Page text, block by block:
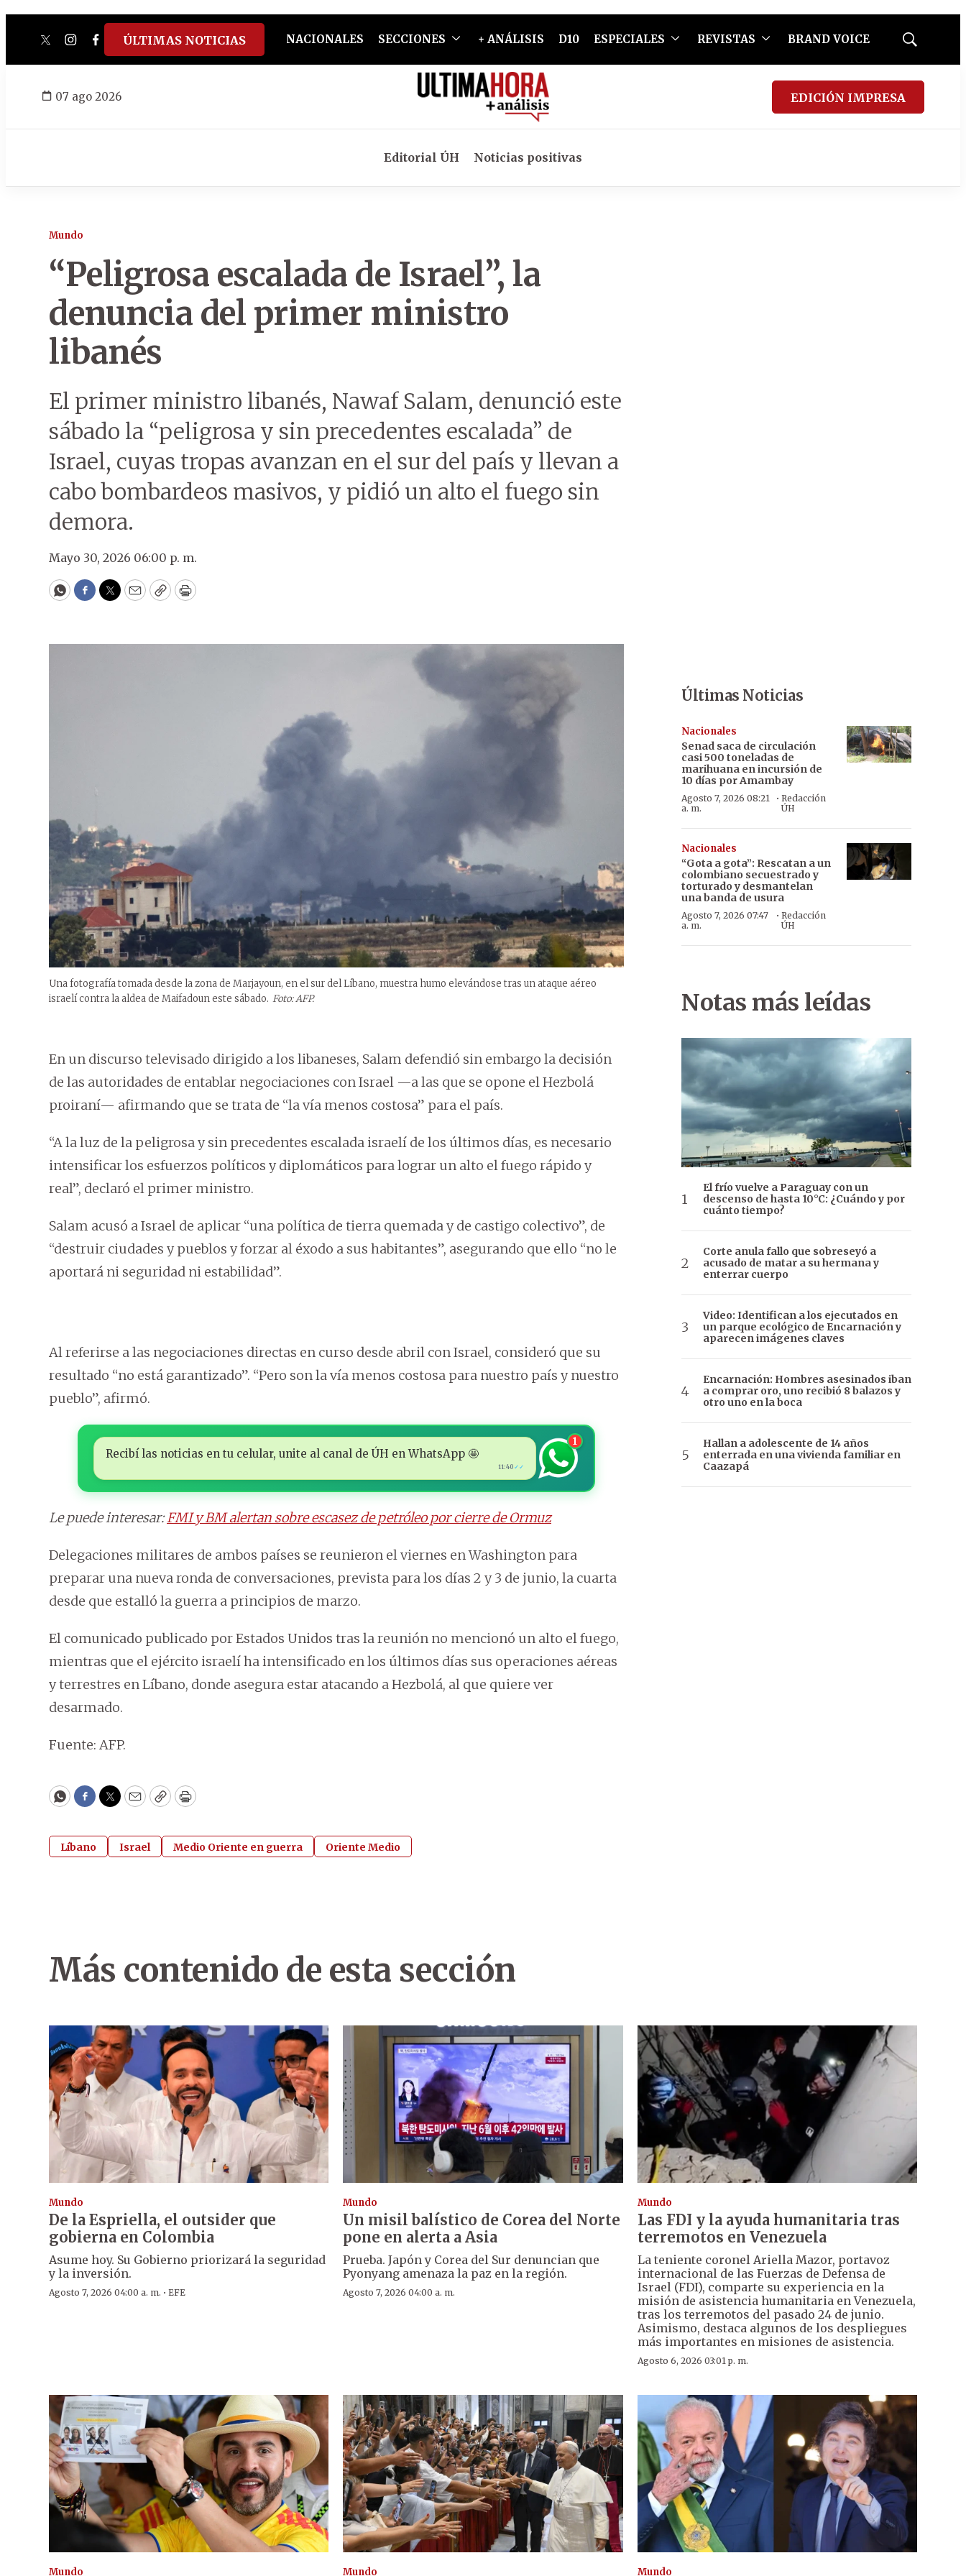
twitterinstagram
facebook
tiktokyoutube
spotify
ÚLTIMAS NOTICIAS NACIONALES SECCIONES + ANÁLISIS D10 ESPECIALES REVISTAS BRAND VOICE
Mostrar
07 ago 2026 EDICIÓN IMPRESA
Editorial ÚH Noticias positivas
Mundo
“Peligrosa escalada de Israel”, la
denuncia del primer ministro
libanés
El primer ministro libanés, Nawaf Salam, denunció este
sábado la “peligrosa y sin precedentes escalada” de
Israel, cuyas tropas avanzan en el sur del país y llevan a
cabo bombardeos masivos, y pidió un alto el fuego sin
demora.
Mayo 30, 2026 06:00 p. m.
WhatsApp
Facebook
Twitter
EmailCopyPrint
Una fotografía tomada desde la zona de Marjayoun, en el sur del Líbano, muestra humo elevándose tras un ataque aéreo
israelí contra la aldea de Maifadoun este sábado. Foto: AFP.
En un discurso televisado dirigido a los libaneses, Salam defendió sin embargo la decisión
de las autoridades de entablar negociaciones con Israel —a las que se opone el Hezbolá
proiraní— afirmando que se trata de “la vía menos costosa” para el país.
“A la luz de la peligrosa y sin precedentes escalada israelí de los últimos días, es necesario
intensificar los esfuerzos políticos y diplomáticos para lograr un alto el fuego rápido y
real”, declaró el primer ministro.
Salam acusó a Israel de aplicar “una política de tierra quemada y de castigo colectivo”, de
“destruir ciudades y pueblos y forzar al éxodo a sus habitantes”, asegurando que ello “no le
aportará ni seguridad ni estabilidad”.
Al referirse a las negociaciones directas en curso desde abril con Israel, consideró que su
resultado “no está garantizado”. “Pero son la vía menos costosa para nuestro país y nuestro
pueblo”, afirmó.
Recibí las noticias en tu celular, unite al canal de ÚH en WhatsApp 🤩
11:40 ✓✓
1
Le puede interesar:FMI y BM alertan sobre escasez de petróleo por cierre de Ormuz
Delegaciones militares de ambos países se reunieron el viernes en Washington para
preparar una nueva ronda de conversaciones, prevista para los días 2 y 3 de junio, la cuarta
desde que estalló la guerra a principios de marzo.
El comunicado publicado por Estados Unidos tras la reunión no mencionó un alto el fuego,
mientras que el ejército israelí ha intensificado en los últimos días sus operaciones aéreas
y terrestres en Líbano, donde asegura estar atacando a Hezbolá, al que quiere ver
desarmado.
Fuente: AFP.
WhatsApp
Facebook
Twitter
EmailCopyPrint
Líbano Israel Medio Oriente en guerra Oriente Medio
Últimas Noticias
Nacionales
Senad saca de circulación
casi 500 toneladas de
marihuana en incursión de
10 días por Amambay
Agosto 7, 2026 08:21
a. m.
·Redacción
ÚH
Nacionales
“Gota a gota”: Rescatan a un
colombiano secuestrado y
torturado y desmantelan
una banda de usura
Agosto 7, 2026 07:47
a. m.
· Redacción
ÚH
Notas más leídas
El frío vuelve a Paraguay con un
descenso de hasta 10°C: ¿Cuándo y por
cuánto tiempo?
Corte anula fallo que sobreseyó a
acusado de matar a su hermana y
enterrar cuerpo
Video: Identifican a los ejecutados en
un parque ecológico de Encarnación y
aparecen imágenes claves
Encarnación: Hombres asesinados iban
a comprar oro, uno recibió 8 balazos y
otro uno en la boca
Hallan a adolescente de 14 años
enterrada en una vivienda familiar en
Caazapá
Más contenido de esta sección
Mundo
De la Espriella, el outsider que
gobierna en Colombia
Asume hoy. Su Gobierno priorizará la seguridad
y la inversión.
Agosto 7, 2026 04:00 a. m. · EFE
Mundo
Un misil balístico de Corea del Norte
pone en alerta a Asia
Prueba. Japón y Corea del Sur denuncian que
Pyonyang amenaza la paz en la región.
Agosto 7, 2026 04:00 a. m.
Mundo
Las FDI y la ayuda humanitaria tras
terremotos en Venezuela
La teniente coronel Ariella Mazor, portavoz
internacional de las Fuerzas de Defensa de
Israel (FDI), comparte su experiencia en la
misión de asistencia humanitaria en Venezuela,
tras los terremotos del pasado 24 de junio.
Asimismo, destaca algunos de los despliegues
más importantes en misiones de asistencia.
Agosto 6, 2026 03:01 p. m.
Mundo Mundo Mundo